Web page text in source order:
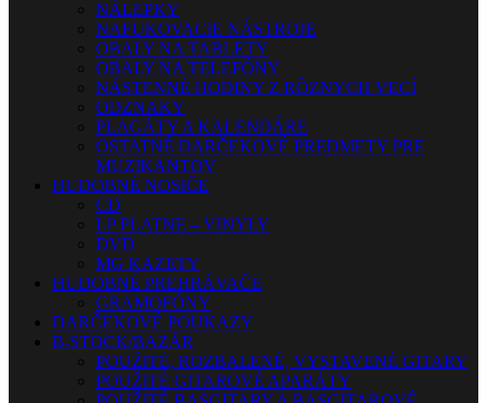
NÁLEPKY
NAFUKOVACIE NÁSTROJE
OBALY NA TABLETY
OBALY NA TELEFÓNY
NÁSTENNÉ HODINY Z RÔZNYCH VECÍ
ODZNAKY
PLAGÁTY A KALENDÁRE
OSTATNÉ DARČEKOVÉ PREDMETY PRE
MUZIKANTOV
HUDOBNÉ NOSIČE
CD
LP PLATNE – VINYLY
DVD
MG KAZETY
HUDOBNÉ PREHRÁVAČE
GRAMOFÓNY
DARČEKOVÉ POUKAZY
B-STOCK/BAZÁR
POUŽITÉ, ROZBALENÉ, VYSTAVENÉ GITARY
POUŽITÉ GITAROVÉ APARÁTY